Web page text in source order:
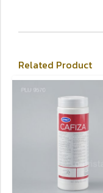
Related Product